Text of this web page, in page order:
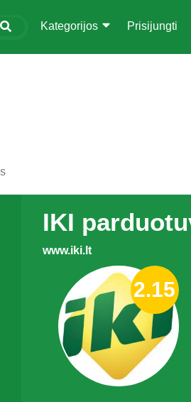
Kategorijos Prisijungti
IKI
www.iki.lt
2.15